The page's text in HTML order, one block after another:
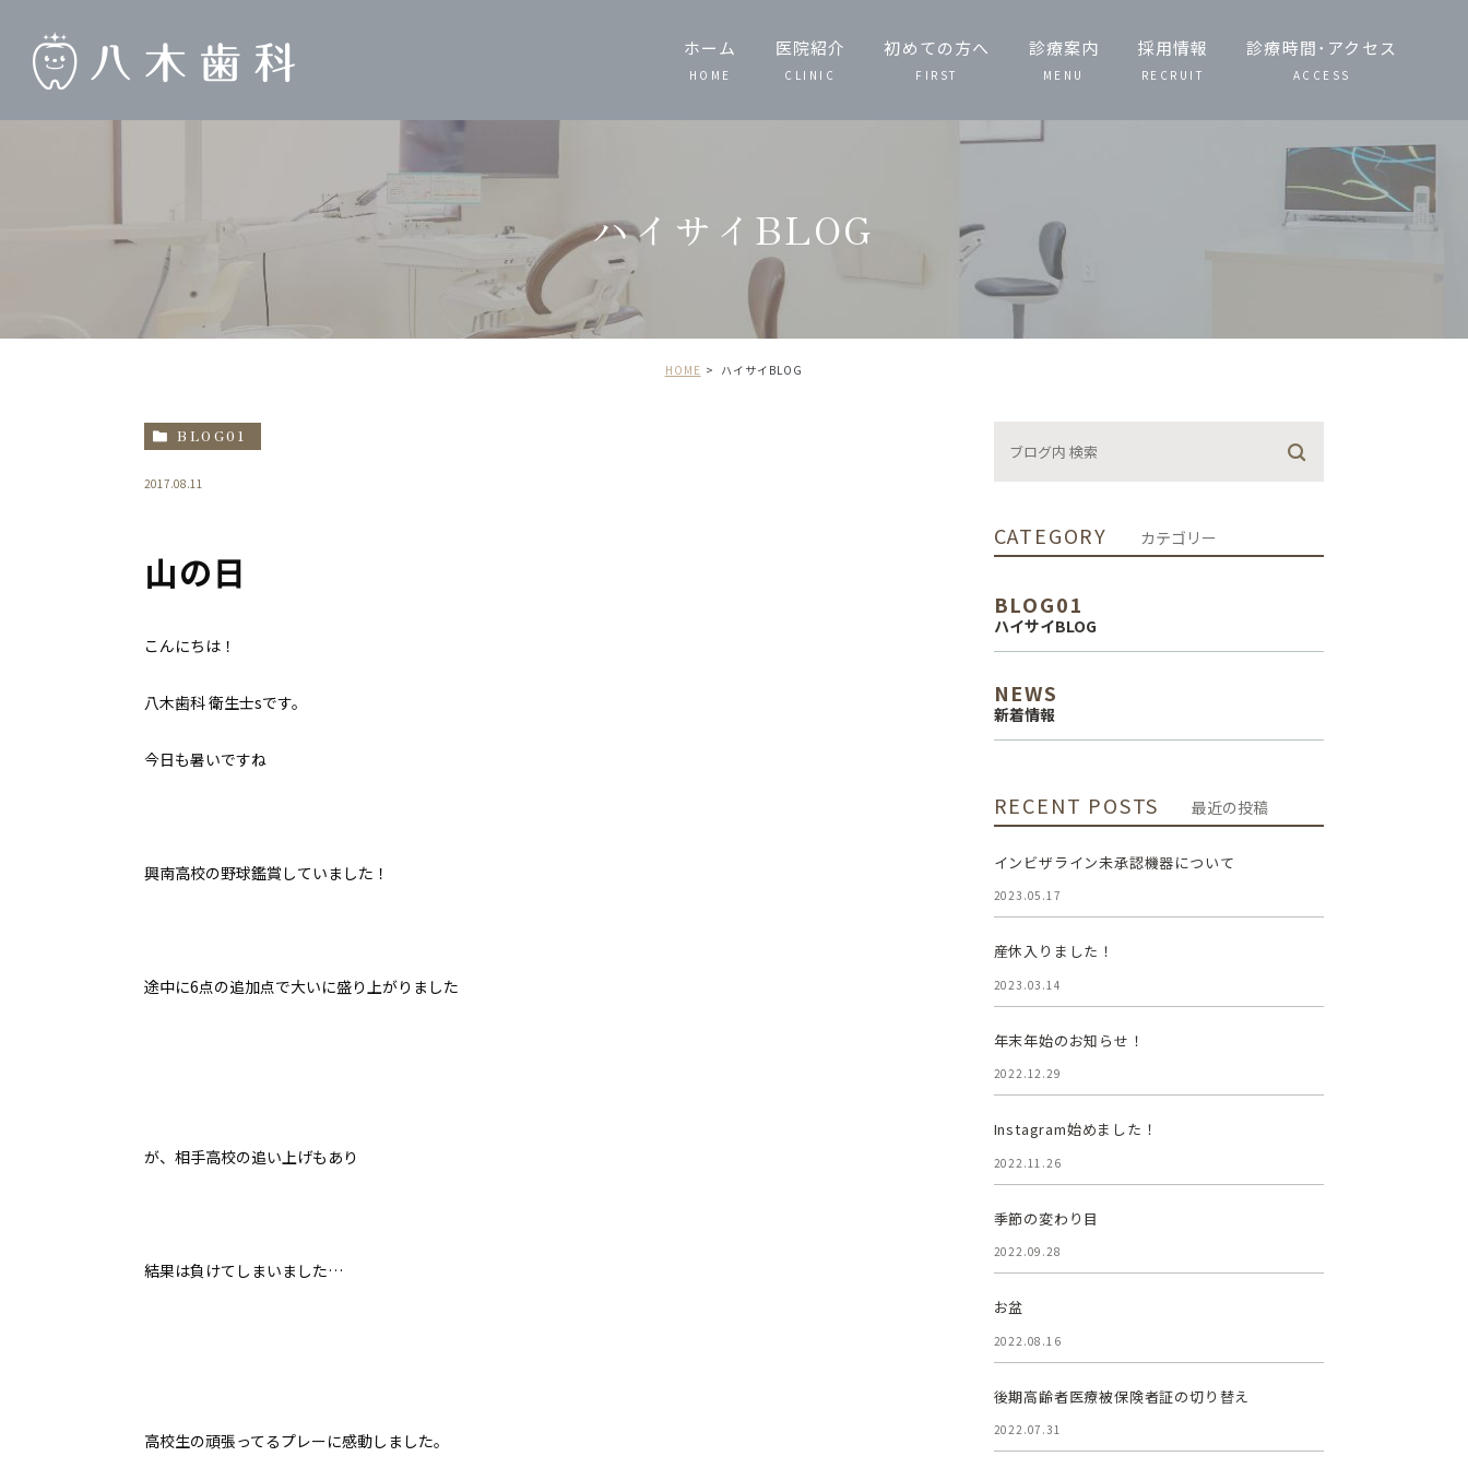
ホーム
HOME
医院紹介
CLINIC
院内技工
院内紹介
初めての方へ
FIRST
診療案内
MENU
一般歯科・小児
歯周病治療
予防治療・定期
検診
インプラント治
療
審美治療
採用情報
RECRUIT
診療時間･アクセス
ACCESS
ハイサイBLOG
HOME ハイサイBLOG
BLOG01
2017.08.11
山の日
こんにちは！
八木歯科 衛生士sです。
今日も暑いですね
興南高校の野球鑑賞していました！
途中に6点の追加点で大いに盛り上がりました
が、相手高校の追い上げもあり
結果は負けてしまいました…
高校生の頑張ってるプレーに感動しました。
CATEGORY カテゴリー
BLOG01
ハイサイBLOG
NEWS
新着情報
RECENT POSTS 最近の投稿
インビザライン未承認機器について
2023.05.17
産休入りました！
2023.03.14
年末年始のお知らせ！
2022.12.29
Instagram始めました！
2022.11.26
季節の変わり目
2022.09.28
お盆
2022.08.16
後期高齢者医療被保険者証の切り替え
2022.07.31